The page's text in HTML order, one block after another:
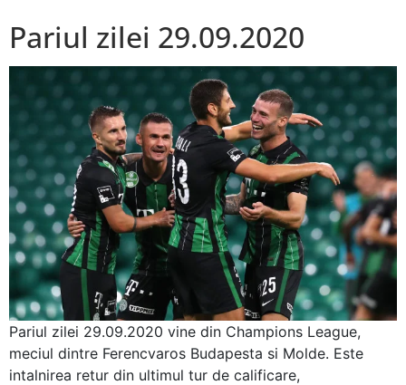
Pariul zilei 29.09.2020
Pariul zilei 29.09.2020 vine din Champions League,
meciul dintre Ferencvaros Budapesta si Molde. Este
intalnirea retur din ultimul tur de calificare,